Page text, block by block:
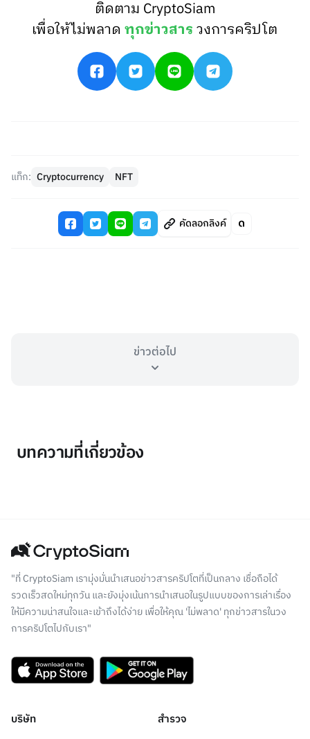
ติดตาม CryptoSiam
เพื่อให้ไม่พลาดทุกข่าวสารวงการคริปโต
แท็ก: Cryptocurrency NFT
คัดลอกลิงค์
ข่าวต่อไป
บทความที่เกี่ยวข้อง
"ที่ CryptoSiam เรามุ่งมั่นนำเสนอข่าวสารคริปโตที่เป็นกลาง เชื่อถือได้
รวดเร็วสดใหม่ทุกวัน และยังมุ่งเน้นการนำเสนอในรูปแบบของการเล่าเรื่อง
ให้มีความน่าสนใจและเข้าถึงได้ง่าย เพื่อให้คุณ 'ไม่พลาด' ทุกข่าวสารในวง
การคริปโตไปกับเรา"
บริษัท สำรวจ